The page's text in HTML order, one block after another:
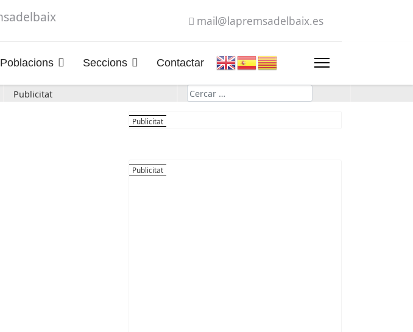
mail@lapremsadelbaix.es
Poblacions Seccions Contactar
Publicitat Cerca